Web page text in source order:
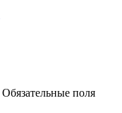
Обязательные поля